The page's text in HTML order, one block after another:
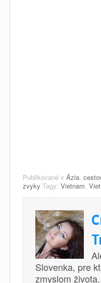
Publikované v Ázia
zvyky Tagy: Vietnam
Slovenka, pre
zmyslom